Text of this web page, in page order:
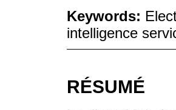
Keywords:
intelligence
RÉSUMÉ